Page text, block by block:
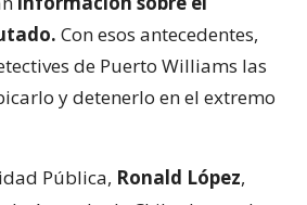
Con esos antecedentes,
de Puerto Williams las
y detenerlo en el extremo
Pública, Ronald López,